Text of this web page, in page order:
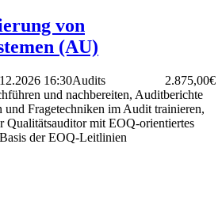
von
(AU)
16:30 2.875,00€
Audits
und nachbereiten, Auditberichte
Fragetechniken im Audit trainieren,
Qualitätsauditor mit EOQ-orientiertes
der EOQ-Leitlinien